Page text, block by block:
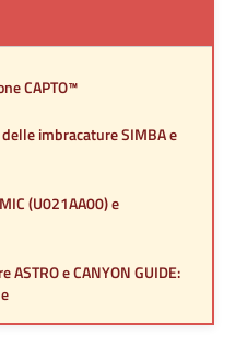
CAPTO™
imbracature SIMBA e
(U021AA00) e
e CANYON GUIDE: